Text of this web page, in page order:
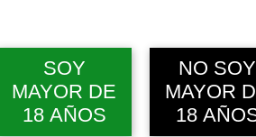
SOY
MAYOR DE
18 AÑOS
NO SOY
MAYOR
18
Ver